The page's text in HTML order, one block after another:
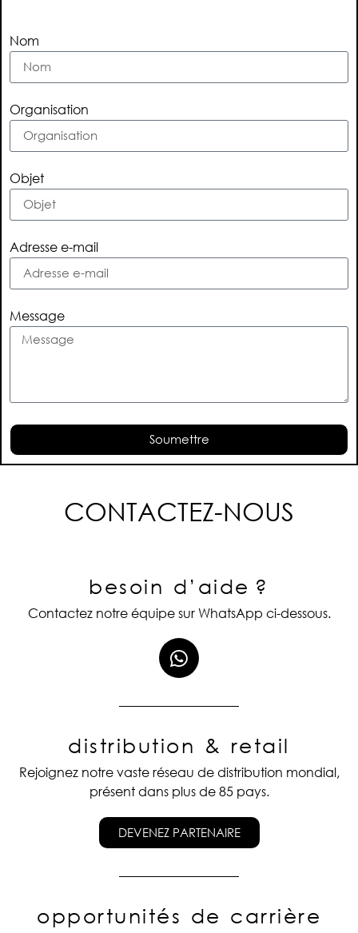
Nom
Organisation
Objet
Adresse e-mail
Message
Soumettre
CONTACTEZ-NOUS
besoin d’aide ?
Contactez notre équipe sur WhatsApp ci-dessous.
distribution & retail
Rejoignez notre vaste réseau de distribution mondial,
présent dans plus de 85 pays.
DEVENEZ PARTENAIRE
opportunités de carrière